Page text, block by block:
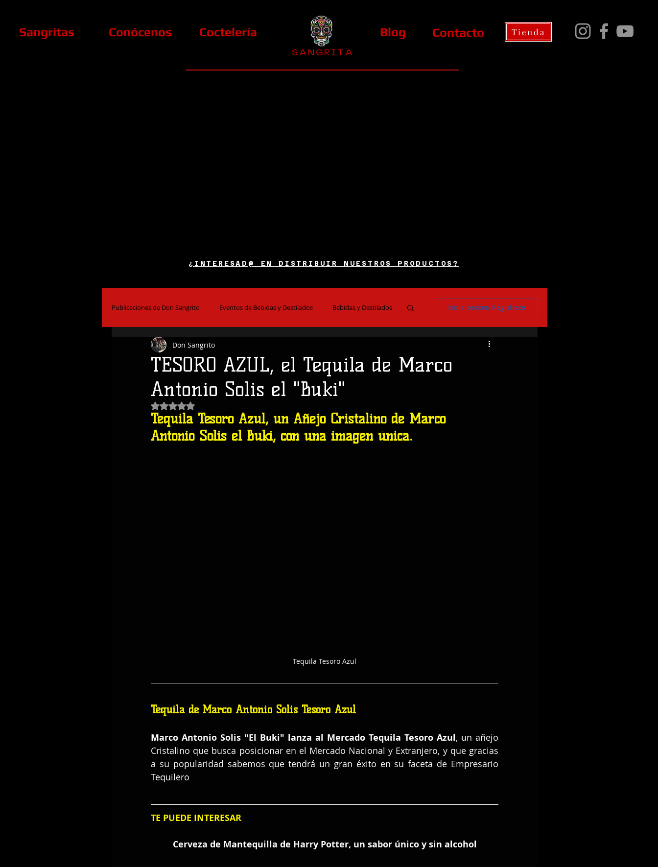
Sangritas Conócenos Coctelería Blog Contacto Tienda
S A N G R I T A
¿INTERESAD@ EN DISTRIBUIR NUESTROS PRODUCTOS?
Publicaciones de Don Sangrito Eventos de Bebidas y Destilados Bebidas y Destilados
El Alcohol y la Salud Bares y Restaurantes
Coctelería
Inicia sesión/ Regístrate
TESORO AZUL, el Tequila de Marco
Antonio Solis el "Buki"
Don Sangrito
Obtuvo NaN de 5 estrellas.
Tequila Tesoro Azul, un Añejo Cristalino de Marco
Antonio Solis el Buki, con una imagen única.
Tequila Tesoro Azul
Tequila de Marco Antonio Solis Tesoro Azul
Marco Antonio Solis "El Buki" lanza al Mercado Tequila Tesoro Azul, un añejo
Cristalino que busca posicionar en el Mercado Nacional y Extranjero, y que gracias
a su popularidad sabemos que tendrá un gran éxito en su faceta de Empresario
Tequilero
TE PUEDE INTERESAR
Cerveza de Mantequilla de Harry Potter, un sabor único y sin alcohol